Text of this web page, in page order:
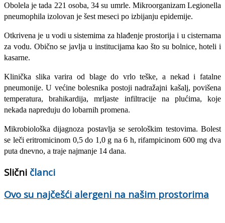
Obolela je tada 221 osoba, 34 su umrle. Mikroorganizam Legionella
pneu­mophila izolovan je šest meseci po izbijanju epidemije.
Otkrivena je u vodi u sistemima za hlađenje prostorija i u cisternama
za vo­du. Obično se javlja u institucijama kao što su bolnice, hoteli i
kasarne.
Klinička slika varira od blage do vrlo teške, a nekad i fatalne
pneumonije. U većine bolesnika po­stoji nadražajni kašalj, povišena
temperatu­ra, brahikardija, mrljaste infiltracije na plu­ćima, koje
nekada napreduju do lobarnih promena.
Mikrobiološka dijagnoza postav­lja se serološkim testovima. Bolest
se leči eritromicinom 0,5 do 1,0 g na 6 h, rifampicinom 600 mg dva
puta dnevno, a traje naj­manje 14 dana.
Slični članci
Ovo su najčešći alergeni na našim prostorima